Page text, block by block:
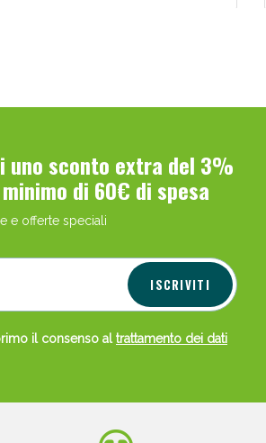
sconto extra del 3%
di 60€ di spesa
e offerte speciali
ISCRIVITI
il consenso al trattamento dei dati
di Oggi